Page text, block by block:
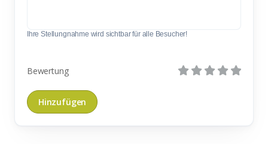
Ihre Stellungnahme wird sichtbar für alle Besucher!
Bewertung